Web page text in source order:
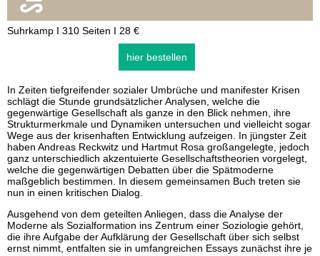
Suhrkamp I 310 Seiten I 28 €
hier bestellen
In Zeiten tiefgreifender sozialer Umbrüche und manifester Krisen
schlägt die Stunde grundsätzlicher Analysen, welche die
gegenwärtige Gesellschaft als ganze in den Blick nehmen, ihre
Strukturmerkmale und Dynamiken untersuchen und vielleicht sogar
Wege aus der krisenhaften Entwicklung aufzeigen. In jüngster Zeit
haben Andreas Reckwitz und Hartmut Rosa großangelegte, jedoch
ganz unterschiedlich akzentuierte Gesellschaftstheorien vorgelegt,
welche die gegenwärtigen Debatten über die Spätmoderne
maßgeblich bestimmen. In diesem gemeinsamen Buch treten sie
nun in einen kritischen Dialog.
Ausgehend von dem geteilten Anliegen, dass die Analyse der
Moderne als Sozialformation ins Zentrum einer Soziologie gehört,
die ihre Aufgabe der Aufklärung der Gesellschaft über sich selbst
ernst nimmt, entfalten sie in umfangreichen Essays zunächst ihre je